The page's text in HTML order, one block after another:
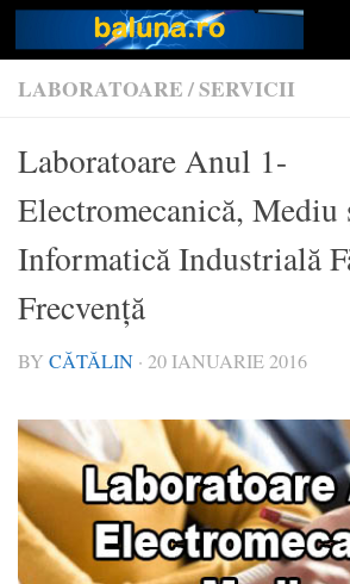
Skip to content
LABORATOARE/SERVICII
Laboratoare Anul 1-
Electromecanică, Mediu
Informatică Industrială
Frecvență
BY CĂTĂLIN · 20 IANUARIE 2016